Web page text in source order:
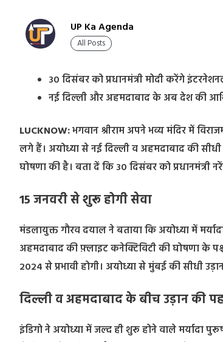
UP Ka Agenda
All Posts
30 दिसंबर को प्रधानमंत्री मोदी करेंगे
नई दिल्ली और अहमदाबाद के अब देश की
LUCKNOW:भगवान श्रीराम अपने भव्य मंदिर में
लगे हैं। अयोध्या से नई दिल्ली व अहमदाबाद की
घोषणा की है। बता दें कि 30 दिसंबर को प्रधानमंत्री
15 जनवरी से शुरू होगी सेवा
मंडलायुक्त गौरव दयाल ने बताया कि अयोध्या में मर्यादा
अहमदाबाद की फ़्लाइट कनेक्टिविटी की घोषणा के
2024 से प्रभावी होगी। अयोध्या से मुंबई की सीधी
दिल्ली व अहमदाबाद के बीच उड़ान की
इंडिगो ने अयोध्या में जल्द ही शुरू होने वाले मर्यादा